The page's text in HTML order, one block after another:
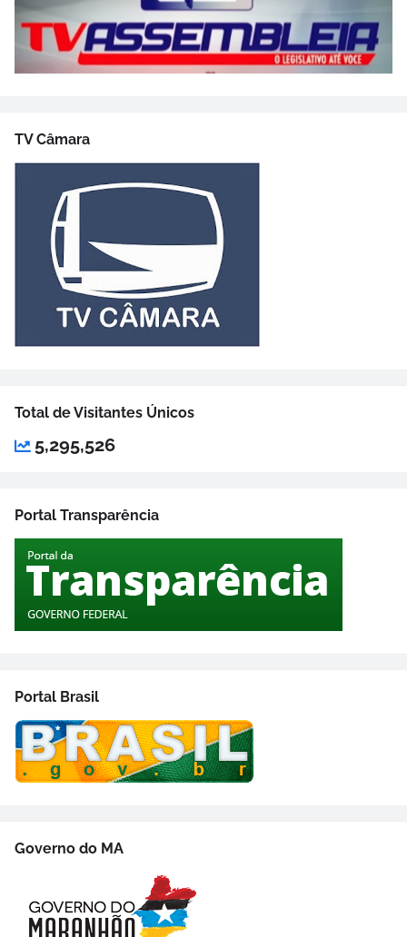
TV Câmara
Total de Visitantes Únicos
5,295,526
Portal Transparência
Portal Brasil
Governo do MA